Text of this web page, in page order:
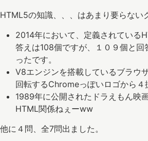
HTML5の知識、、、はあまり要らない
2014年において、定義されている
答えは108個ですが、１０９個と回
ったです。
V8エンジンを搭載しているブラウ
回転するChromeっぽいロゴから
1989年に公開されたドラえもん映
HTML関係ねぇーww
他に４問、全7問出ました。